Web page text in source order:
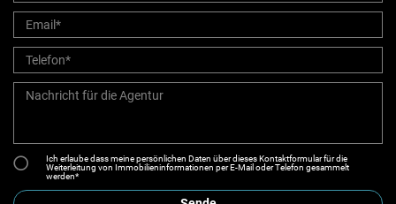
Ich erlaube dass meine persönlichen Daten über dieses Kontaktformular für die
Weiterleitung von Immobilieninformationen per E-Mail oder Telefon gesammelt
werden*